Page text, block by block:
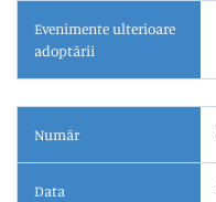
Evenimente ulterioare
adoptării
Număr
Data